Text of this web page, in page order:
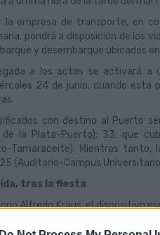
la empresa de transporte, en
pondrá a disposición de los
y desembarque ubicados
a los actos se activará
24 de junio, cuando
con destino al Puerto
de la Plata-Puerto); 33, que
Tamaraceite). Mientras tanto,
(Auditorio-Campus
tras la fiesta
Alfredo Kraus, el dispositivo
se ubicarán cuatro paradas